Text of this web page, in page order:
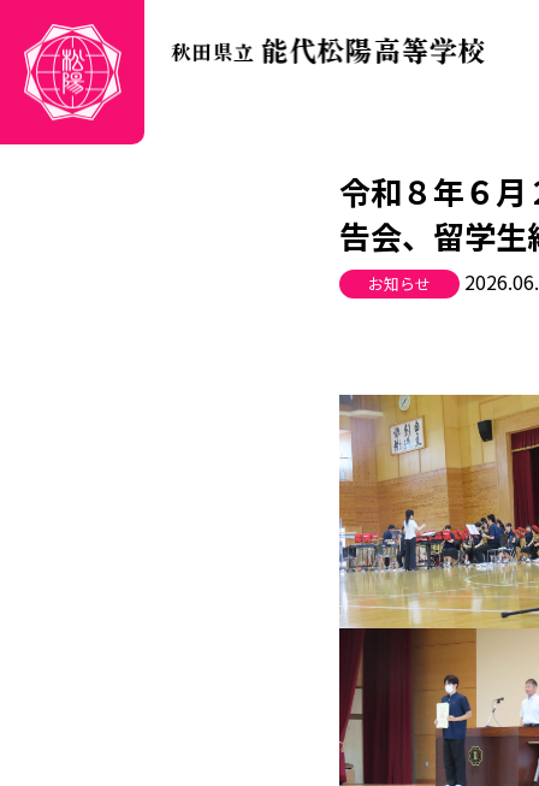
令和８年６
告会、留学生
お知らせ